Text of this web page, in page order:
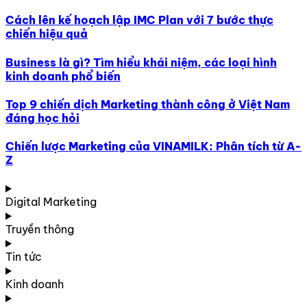
Cách lên kế hoạch lập IMC Plan với 7 bước thực
chiến hiệu quả
Business là gì? Tìm hiểu khái niệm, các loại hình
kinh doanh phổ biến
Top 9 chiến dịch Marketing thành công ở Việt Nam
đáng học hỏi
Chiến lược Marketing của VINAMILK: Phân tích từ A-
Z
Digital Marketing
Truyền thông
Tin tức
Kinh doanh